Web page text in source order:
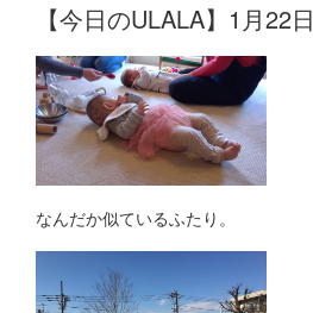
【今日のULALA】1月22日
なんだか似ているふたり。